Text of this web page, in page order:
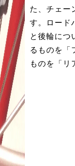
た、チェー
す。ロード
と後輪につ
るものを「
ものを「リ